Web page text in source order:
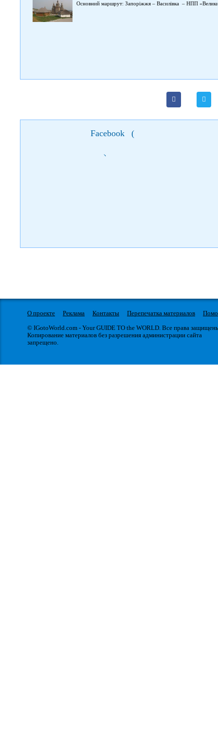
Основний маршрут: Запоріжжя – Василівка – НПП
Facebook (
)
О проекте Реклама Контакты Перепечатка материалов
© IGotoWorld.com - Your GUIDE TO the WORLD. Все права
Копирование материалов без разрешения администрации сайта
запрещено.